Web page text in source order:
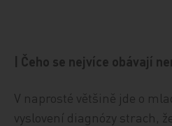
| Čeho se nejvíce obávají
V naprosté většině jde o
vyslovení diagnózy strach,